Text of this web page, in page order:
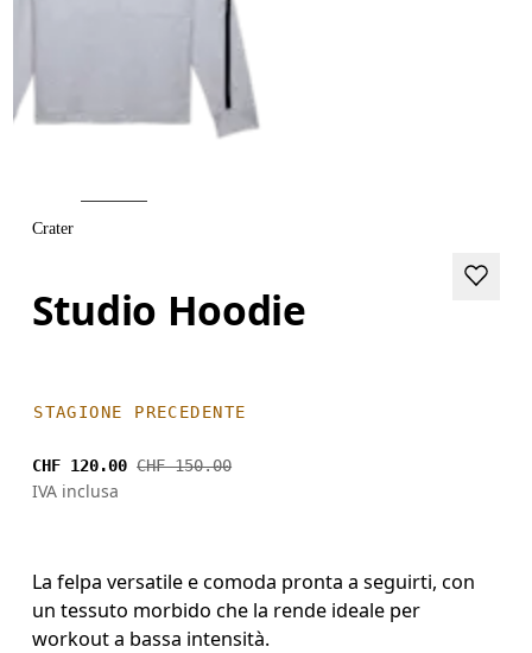
Crater
Studio Hoodie
STAGIONE PRECEDENTE
CHF 120.00 CHF 150.00
IVA inclusa
La felpa versatile e comoda pronta a seguirti, con
un tessuto morbido che la rende ideale per
workout a bassa intensità.